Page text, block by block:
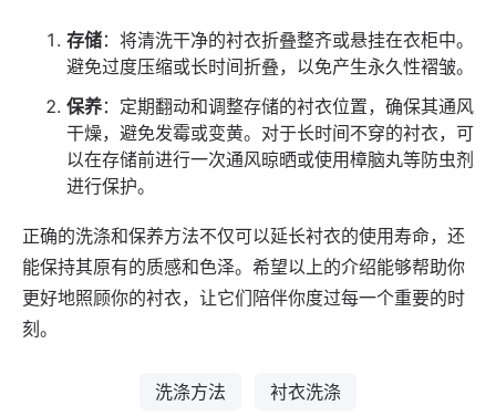
存储：将清洗干净的衬衣折叠整齐或悬挂在衣柜中。
避免过度压缩或长时间折叠，以免产生永久性褶皱。
保养：定期翻动和调整存储的衬衣位置，确保其通风
干燥，避免发霉或变黄。对于长时间不穿的衬衣，可
以在存储前进行一次通风晾晒或使用樟脑丸等防虫剂
进行保护。
正确的洗涤和保养方法不仅可以延长衬衣的使用寿命，还
能保持其原有的质感和色泽。希望以上的介绍能够帮助你
更好地照顾你的衬衣，让它们陪伴你度过每一个重要的时
刻。
洗涤方法 衬衣洗涤